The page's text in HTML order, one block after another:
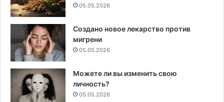
05.05.2026
Создано новое лекарство против
мигрени
05.05.2026
Можете ли вы изменить свою
личность?
05.05.2026